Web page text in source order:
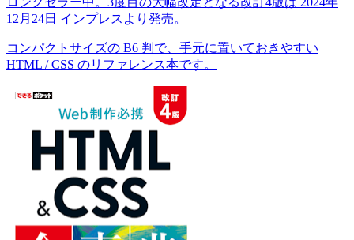
12月24日 インプレスより発売。
コンパクトサイズの B6 判で、手元に置いておきやすい
HTML / CSS のリファレンス本です。